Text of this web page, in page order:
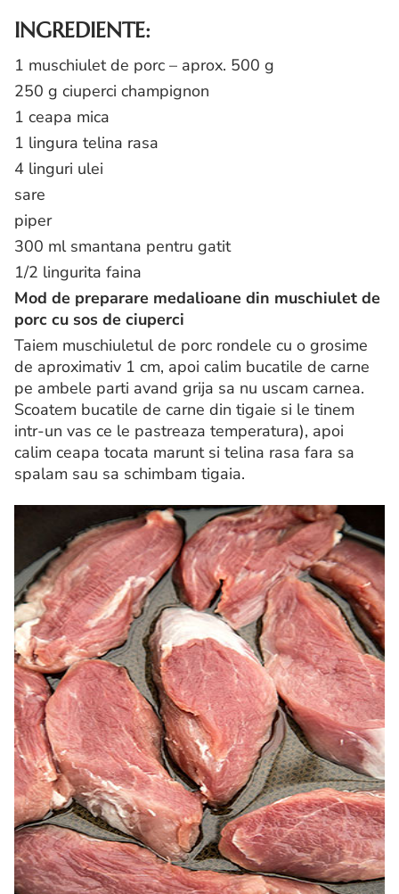
INGREDIENTE:
1 muschiulet de porc – aprox. 500 g
250 g ciuperci champignon
1 ceapa mica
1 lingura telina rasa
4 linguri ulei
sare
piper
300 ml smantana pentru gatit
1/2 lingurita faina
Mod de preparare medalioane din muschiulet de
porc cu sos de ciuperci
Taiem muschiuletul de porc rondele cu o grosime
de aproximativ 1 cm, apoi calim bucatile de carne
pe ambele parti avand grija sa nu uscam carnea.
Scoatem bucatile de carne din tigaie si le tinem
intr-un vas ce le pastreaza temperatura), apoi
calim ceapa tocata marunt si telina rasa fara sa
spalam sau sa schimbam tigaia.